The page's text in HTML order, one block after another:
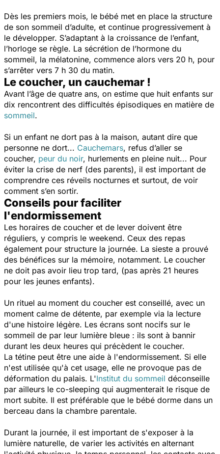
Dès les premiers mois, le bébé met en place la structure
de son sommeil d’adulte, et continue progressivement à
le développer. S’adaptant à la croissance de l’enfant,
l’horloge se règle. La sécrétion de l’hormone du
sommeil, la mélatonine, commence alors vers 20 h, pour
s’arrêter vers 7 h 30 du matin.
Le coucher, un cauchemar !
Avant l’âge de quatre ans, on estime que huit enfants sur
dix rencontrent des difficultés épisodiques en matière de
sommeil.
Si un enfant ne dort pas à la maison, autant dire que
personne ne dort... Cauchemars, refus d’aller se
coucher, peur du noir, hurlements en pleine nuit... Pour
éviter la crise de nerf (des parents), il est important de
comprendre ces réveils nocturnes et surtout, de voir
comment s’en sortir.
Conseils pour faciliter
l'endormissement
Les horaires de coucher et de lever doivent être
réguliers, y compris le weekend. Ceux des repas
également pour structure la journée. La sieste a prouvé
des bénéfices sur la mémoire, notamment. Le coucher
ne doit pas avoir lieu trop tard, (pas après 21 heures
pour les jeunes enfants).
Un rituel au moment du coucher est conseillé, avec un
moment calme de détente, par exemple via la lecture
d'une histoire légère. Les écrans sont nocifs sur le
sommeil de par leur lumière bleue : ils sont à bannir
durant les deux heures qui précèdent le coucher.
La tétine peut être une aide à l'endormissement. Si elle
n'est utilisée qu'à cet usage, elle ne provoque pas de
déformation du palais. L'Institut du sommeil déconseille
par ailleurs le co-sleeping qui augmenterait le risque de
mort subite. Il est préférable que le bébé dorme dans un
berceau dans la chambre parentale.
Durant la journée, il est important de s'exposer à la
lumière naturelle, de varier les activités en alternant